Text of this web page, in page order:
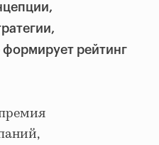
формирует рейтинг